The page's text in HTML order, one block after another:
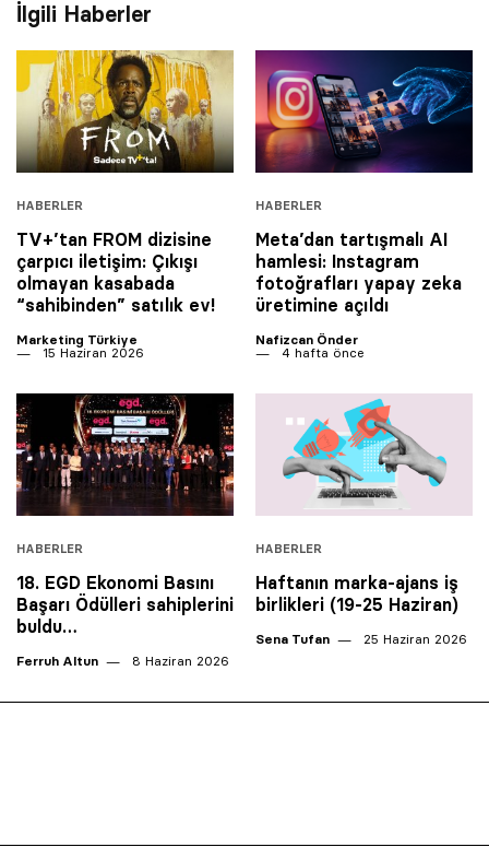
İlgili Haberler
HABERLER
TV+’tan FROM dizisine
çarpıcı iletişim: Çıkışı
olmayan kasabada
“sahibinden” satılık ev!
Marketing Türkiye
15 Haziran 2026
HABERLER
Meta’dan tartışmalı AI
hamlesi: Instagram
fotoğrafları yapay zeka
üretimine açıldı
Nafizcan Önder
4 hafta önce
HABERLER
18. EGD Ekonomi Basını
Başarı Ödülleri sahiplerini
buldu…
Ferruh Altun 8 Haziran 2026
HABERLER
Haftanın marka-ajans iş
birlikleri (19-25 Haziran)
Sena Tufan 25 Haziran 2026